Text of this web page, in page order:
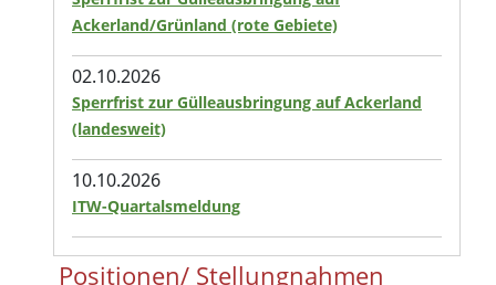
Ackerland/Grünland (rote Gebiete)
02.10.2026
Sperrfrist zur Gülleausbringung auf Ackerland
(landesweit)
10.10.2026
ITW-Quartalsmeldung
Positionen/ Stellungnahmen